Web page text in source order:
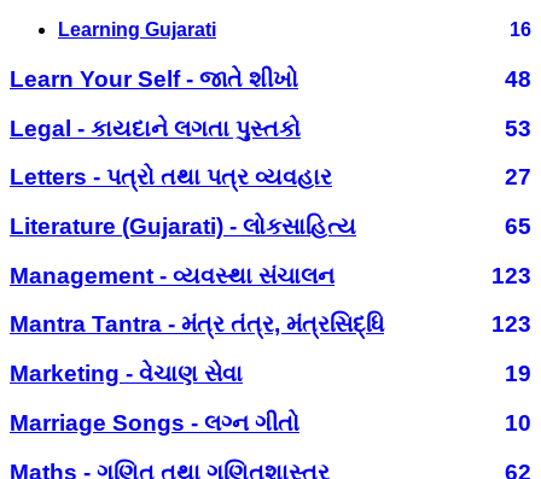
Learning Gujarati 16
Learn Your Self - જાતે શીખો
48
Legal - કાયદાને લગતા પુસ્તકો
53
Letters - પત્રો તથા પત્ર વ્યવહાર
27
Literature (Gujarati) - લોકસાહિત્ય
65
Management - વ્યવસ્થા સંચાલન
123
Mantra Tantra - મંત્ર તંત્ર, મંત્રસિદ્ધિ
123
Marketing - વેચાણ સેવા
19
Marriage Songs - લગ્ન ગીતો
10
Maths - ગણિત તથા ગણિતશાસ્ત્ર
62